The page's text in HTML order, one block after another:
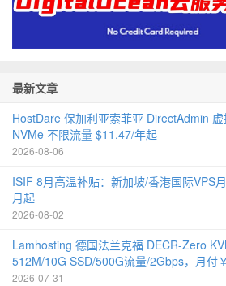
最新文章
HostDare 保加利亚索菲亚 DirectAdmin
NVMe 不限流量 $11.47/年起
2026-08-06
ISIF 8月高温补贴：新加坡/香港国际VPS
月起
2026-08-02
Lamhosting 德国法兰克福 DECR-Zero
512M/10G SSD/500G流量/2Gbps，月付
2026-07-31